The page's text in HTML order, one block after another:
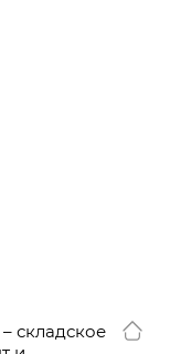
складское